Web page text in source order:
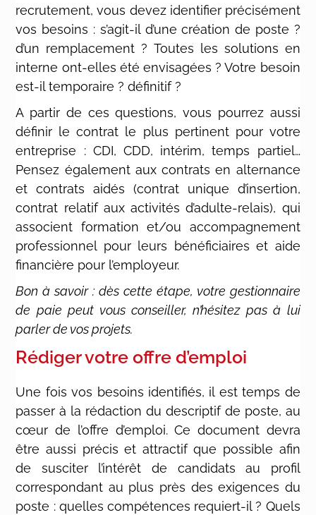
recrutement, vous devez identifier précisément
vos besoins : s’agit-il d’une création de poste ?
d’un remplacement ? Toutes les solutions en
interne ont-elles été envisagées ? Votre besoin
est-il temporaire ? définitif ?
A partir de ces questions, vous pourrez aussi
définir le contrat le plus pertinent pour votre
entreprise : CDI, CDD, intérim, temps partiel…
Pensez également aux contrats en alternance
et contrats aidés (contrat unique d’insertion,
contrat relatif aux activités d’adulte-relais), qui
associent formation et/ou accompagnement
professionnel pour leurs bénéficiaires et aide
financière pour l’employeur.
Bon à savoir : dès cette étape, votre gestionnaire
de paie peut vous conseiller, n’hésitez pas à lui
parler de vos projets.
Rédiger votre offre d’emploi
Une fois vos besoins identifiés, il est temps de
passer à la rédaction du descriptif de poste, au
cœur de l’offre d’emploi. Ce document devra
être aussi précis et attractif que possible afin
de susciter l’intérêt de candidats au profil
correspondant au plus près des exigences du
poste : quelles compétences requiert-il ? Quels